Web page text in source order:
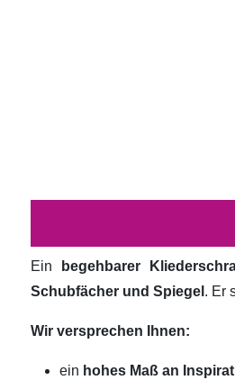
Ein begehbarer
Schubfächer und Spiegel . Er
Wir versprechen Ihnen:
ein hohes Maß an